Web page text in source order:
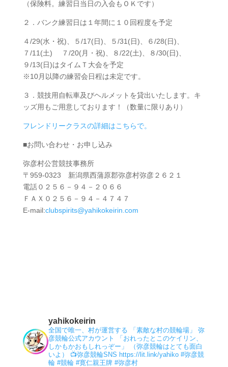
（保険料。練習日当日の入会もＯＫです）
２．バンク練習日は１年間に１０回程度を予定
４/29(水・祝)、５/17(日)、５/31(日)、６/28(日)、
７/11(土) ７/20(月・祝)、８/22(土)、８/30(日)、
９/13(日)はタイムＴ大会を予定
※10月以降の練習会日程は未定です。
３．競技用自転車及びヘルメットを貸出いたします。キ
ッズ用もご用意しております！（数量に限りあり）
フレンドリークラスの詳細はこちらで。
■お問い合わせ・お申し込み
弥彦村公営競技事務所
〒959-0323 新潟県西蒲原郡弥彦村弥彦２６２１
電話０２５６－９４－２０６６
ＦＡＸ０２５６－９４－４７４７
E-mail:clubspirits@yahikokeirin.com
yahikokeirin
全国で唯一、村が運営する 「素敵な村の競輪場」 弥
彦競輪公式アカウント 「おれったとこのケイリン、
しかもかおもしれっぞー」 （弥彦競輪はとても面白
いよ） 📺弥彦競輪SNS https://lit.link/yahiko #弥彦競
輪 #競輪 #寛仁親王牌#弥彦村